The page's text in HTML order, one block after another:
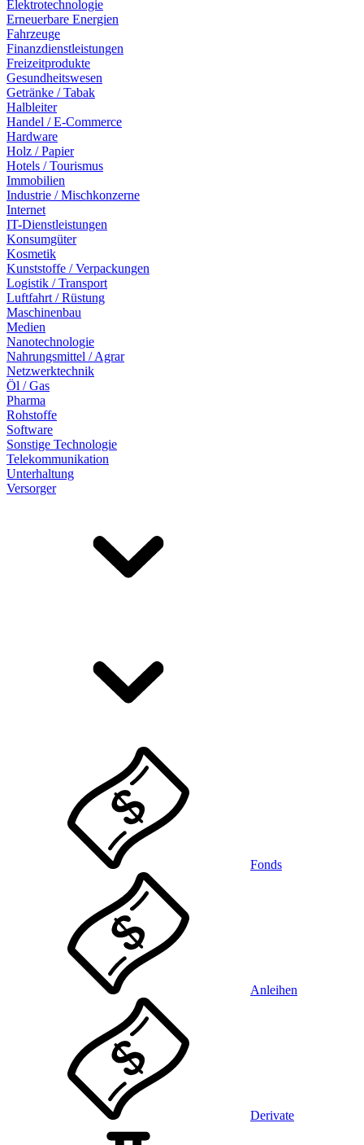
Elektrotechnologie
Erneuerbare Energien
Fahrzeuge
Finanzdienstleistungen
Freizeitprodukte
Gesundheitswesen
Getränke / Tabak
Halbleiter
Handel / E-Commerce
Hardware
Holz / Papier
Hotels / Tourismus
Immobilien
Industrie / Mischkonzerne
Internet
IT-Dienstleistungen
Konsumgüter
Kosmetik
Kunststoffe / Verpackungen
Logistik / Transport
Luftfahrt / Rüstung
Maschinenbau
Medien
Nanotechnologie
Nahrungsmittel / Agrar
Netzwerktechnik
Öl / Gas
Pharma
Rohstoffe
Software
Sonstige Technologie
Telekommunikation
Unterhaltung
Versorger
Fonds
Anleihen
Derivate